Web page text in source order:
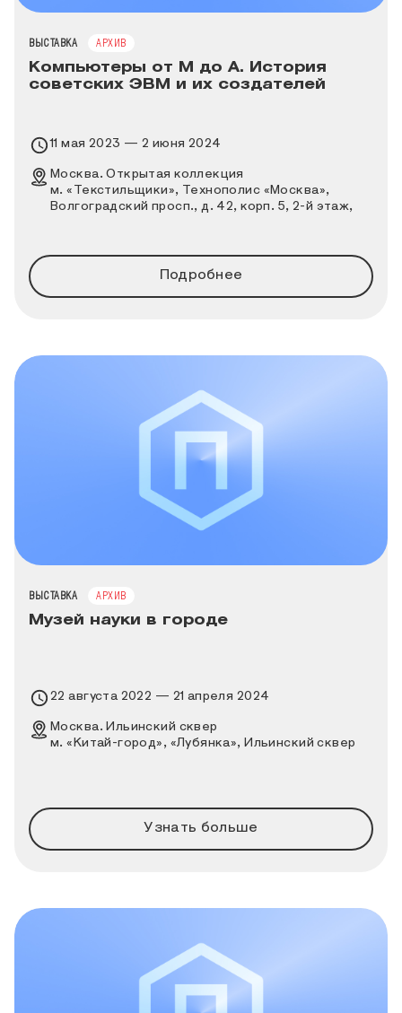
ТИП МЕРОПРИЯТИЯ
ВЫСТАВКА
АРХИВ
Компьютеры от М до А. История
советских ЭВМ и их создателей
Время проведения выставки
11 мая 2023 — 2 июня 2024
Место проведения выставки
Москва. Открытая коллекция
м. «Текстильщики», Технополис «Москва»,
Волгоградский просп., д. 42, корп. 5, 2-й этаж,
Подробнее
ТИП МЕРОПРИЯТИЯ
ВЫСТАВКА
АРХИВ
Музей науки в городе
Время проведения выставки
22 августа 2022 — 21 апреля 2024
Место проведения выставки
Москва. Ильинский сквер
м. «Китай-город», «Лубянка», Ильинский сквер
Узнать больше